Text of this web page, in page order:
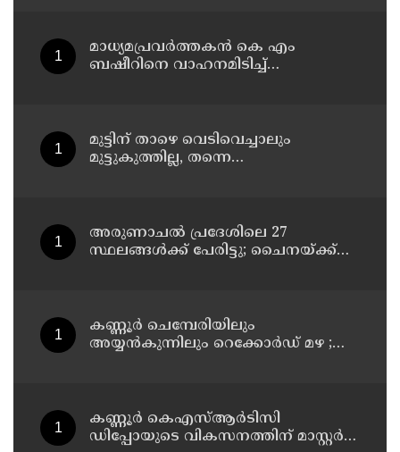
മാധ്യമപ്രവര്‍ത്തകന്‍ കെ എം
ബഷീറിനെ വാഹനമിടിച്ച്
മുട്ടിന് താഴെ വെടിവെച്ചാലും
മുട്ടുകുത്തില്ല, തന്നെ
അരുണാചല്‍ പ്രദേശിലെ 27
സ്ഥലങ്ങള്‍ക്ക് പേരിട്ടു; ചൈനയ്ക്ക്
കണ്ണൂർ ചെമ്പേരിയിലും
അയ്യൻകുന്നിലും റെക്കോർഡ് മഴ ;
കണ്ണൂർ കെഎസ്ആർടിസി
ഡിപ്പോയുടെ വികസനത്തിന് മാസ്റ്റർ